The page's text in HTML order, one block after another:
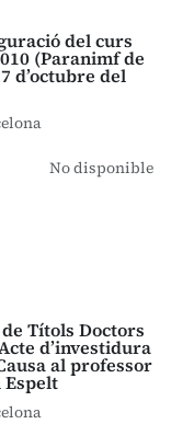
del curs
(Paranimf de
d’octubre del
No disponible
Títols Doctors
d’investidura
al professor
Espelt